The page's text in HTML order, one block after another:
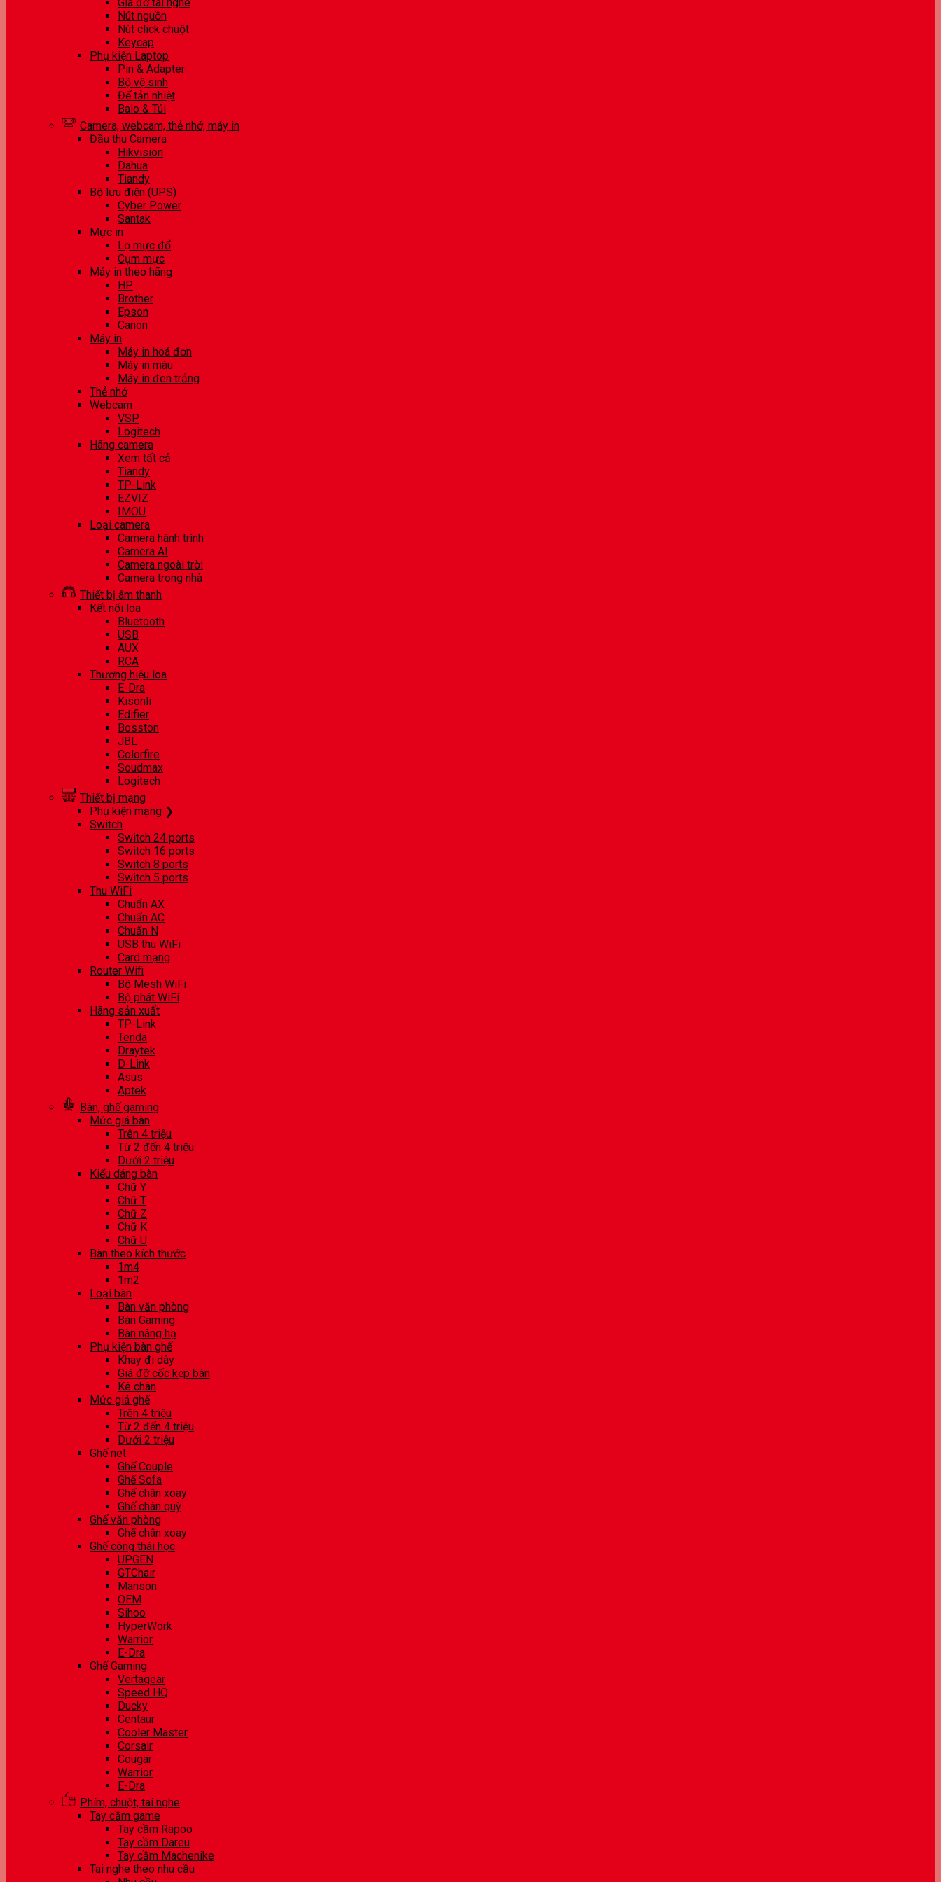
Nút nguồn
Nút click chuột
Keycap
Phụ kiện Laptop
Pin & Adapter
Bộ vệ sinh
Đế tản nhiệt
Balo & Túi
Camera, webcam, thẻ nhớ, máy in
Đầu thu Camera
Hikvision
Dahua
Tiandy
Bộ lưu điện (UPS)
Cyber Power
Santak
Mực in
Lọ mực đổ
Cụm mực
Máy in theo hãng
HP
Brother
Epson
Canon
Máy in
Máy in hoá đơn
Máy in màu
Máy in đen trắng
Thẻ nhớ
Webcam
VSP
Logitech
Hãng camera
Xem tất cả
Tiandy
TP-Link
EZVIZ
IMOU
Loại camera
Camera hành trình
Camera AI
Camera ngoài trời
Camera trong nhà
Thiết bị âm thanh
Kết nối loa
Bluetooth
USB
AUX
RCA
Thương hiệu loa
E-Dra
Kisonli
Edifier
Bosston
JBL
Colorfire
Soudmax
Logitech
Thiết bị mạng
Phụ kiện mạng ❯
Switch
Switch 24 ports
Switch 16 ports
Switch 8 ports
Switch 5 ports
Thu WiFi
Chuẩn AX
Chuẩn AC
Chuẩn N
USB thu WiFi
Card mạng
Router Wifi
Bộ Mesh WiFi
Bộ phát WiFi
Hãng sản xuất
TP-Link
Tenda
Draytek
D-Link
Asus
Aptek
Bàn, ghế gaming
Mức giá bàn
Trên 4 triệu
Từ 2 đến 4 triệu
Dưới 2 triệu
Kiểu dáng bàn
Chữ Y
Chữ T
Chữ Z
Chữ K
Chữ U
Bàn theo kích thước
1m4
1m2
Loại bàn
Bàn văn phòng
Bàn Gaming
Bàn nâng hạ
Phụ kiện bàn ghế
Khay đi dây
Giá đỡ cốc kẹp bàn
Kê chân
Mức giá ghế
Trên 4 triệu
Từ 2 đến 4 triệu
Dưới 2 triệu
Ghế net
Ghế Couple
Ghế Sofa
Ghế chân xoay
Ghế chân quỳ
Ghế văn phòng
Ghế chân xoay
Ghế công thái học
UPGEN
GTChair
Manson
OEM
Sihoo
HyperWork
Warrior
E-Dra
Ghế Gaming
Vertagear
Speed HQ
Ducky
Centaur
Cooler Master
Corsair
Cougar
Warrior
E-Dra
Phím, chuột, tai nghe
Tay cầm game
Tay cầm Rapoo
Tay cầm Dareu
Tay cầm Machenike
Tai nghe theo nhu cầu